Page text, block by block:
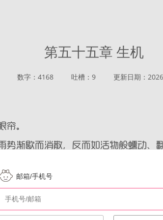
第五十五章 生机
数字：4168 吐槽：9 更新日期：
邮箱/手机号